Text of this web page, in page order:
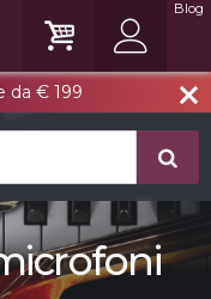
close
da € 199
Blog